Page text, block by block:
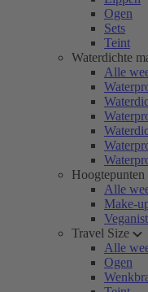
Ogen
Sets
Teint
Waterdichte
Alle
Hoogtepunten
Alle
Make-
Travel Size
Alle
Ogen